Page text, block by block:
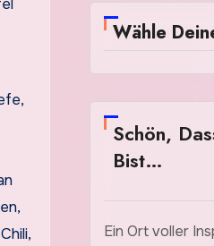
Wähle
Schön,
Bist…
Ein Ort voller